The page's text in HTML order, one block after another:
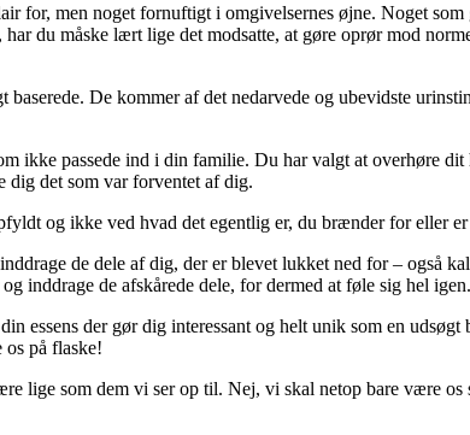
for, men noget fornuftigt i omgivelsernes øjne. Noget
du måske lært lige det modsatte, at gøre oprør mod
De kommer af det nedarvede og ubevidste
passede ind i din familie. Du har valgt at overhøre
dig det som var forventet af dig.
og ikke ved hvad det egentlig er, du brænder for eller
de dele af dig, der er blevet lukket ned for – også
inddrage de afskårede dele, for dermed at føle sig hel igen.
essens der gør dig interessant og helt unik som en
på flaske!
lige som dem vi ser op til. Nej, vi skal netop bare være